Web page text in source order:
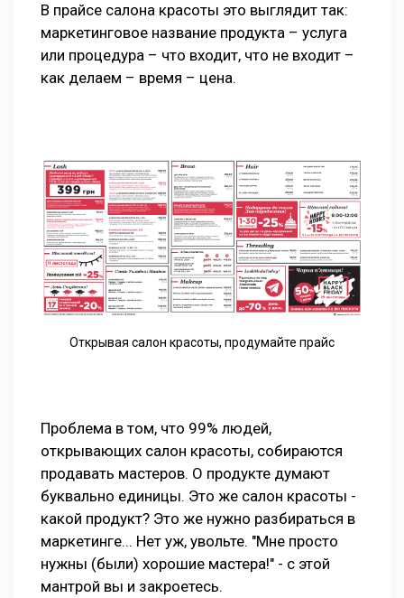
В прайсе салона красоты это выглядит так:
маркетинговое название продукта – услуга
или процедура – что входит, что не входит –
как делаем – время – цена.
Открывая салон красоты, продумайте прайс
Проблема в том, что 99% людей,
открывающих салон красоты, собираются
продавать мастеров. О продукте думают
буквально единицы. Это же салон красоты -
какой продукт? Это же нужно разбираться в
маркетинге... Нет уж, увольте. "Мне просто
нужны (были) хорошие мастера!" - с этой
мантрой вы и закроетесь.